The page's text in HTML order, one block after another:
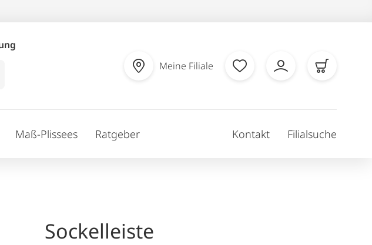
Meine Filiale
Maß-Plissees Ratgeber Kontakt Filialsuche
Sockelleiste